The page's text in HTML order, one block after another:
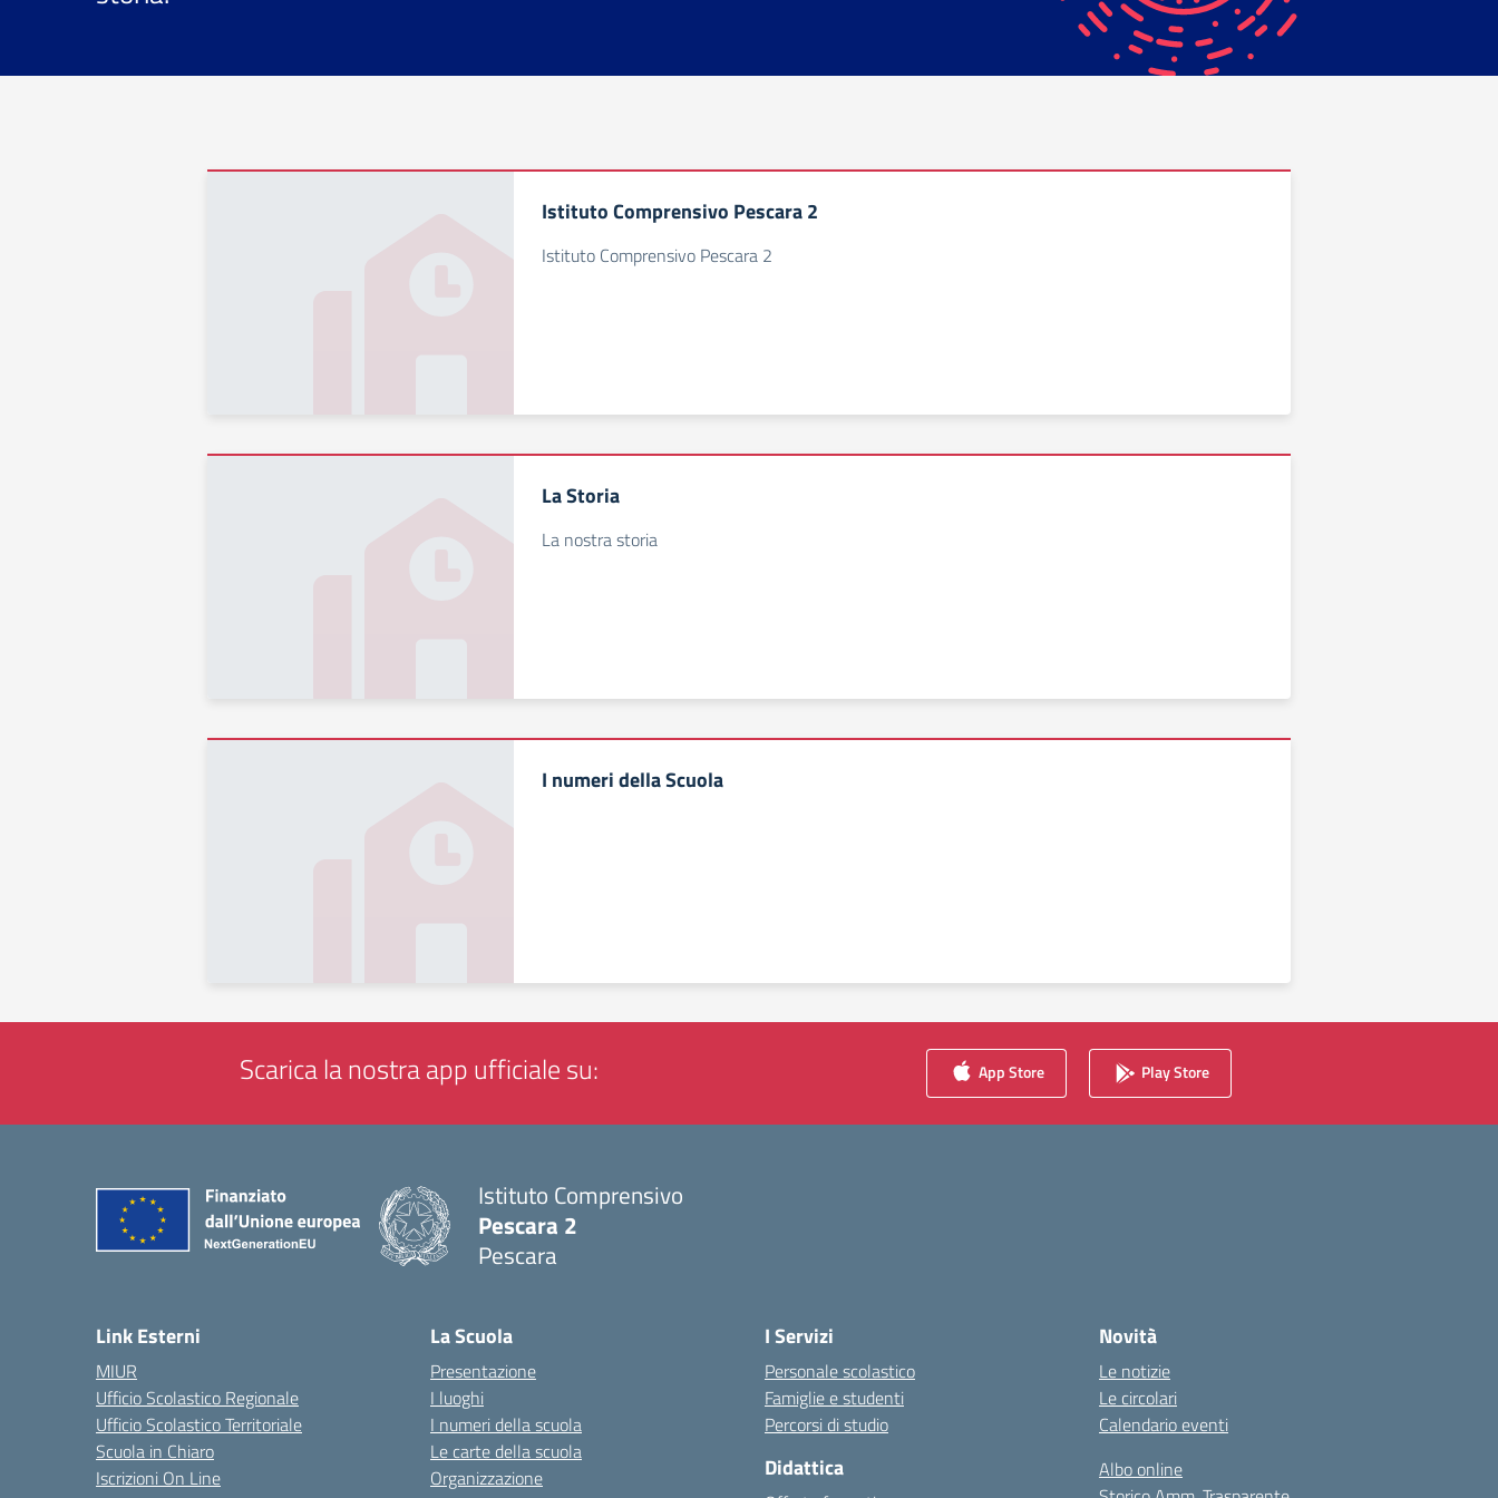
Istituto Comprensivo Pescara 2
Istituto Comprensivo Pescara 2
La Storia
La nostra storia
I numeri della Scuola
Scarica la nostra app ufficiale su: App Store Play Store
Istituto Comprensivo
Pescara 2
Pescara
Link Esterni
MIUR
Ufficio Scolastico Regionale
Ufficio Scolastico Territoriale
Scuola in Chiaro
Iscrizioni On Line
La Scuola
Presentazione
I luoghi
I numeri della scuola
Le carte della scuola
Organizzazione
I Servizi
Personale scolastico
Famiglie e studenti
Percorsi di studio
Didattica
Novità
Le notizie
Le circolari
Calendario eventi
Albo online